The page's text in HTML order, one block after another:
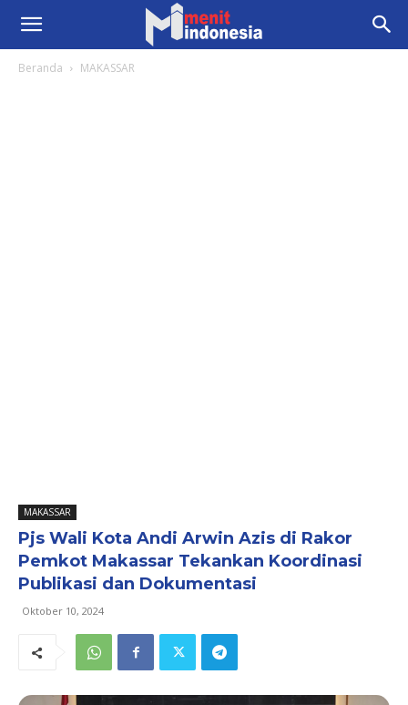
Beranda MAKASSAR
MAKASSAR
Pjs Wali Kota Andi Arwin Azis di Rakor
Pemkot Makassar Tekankan Koordinasi
Publikasi dan Dokumentasi
Oktober 10, 2024